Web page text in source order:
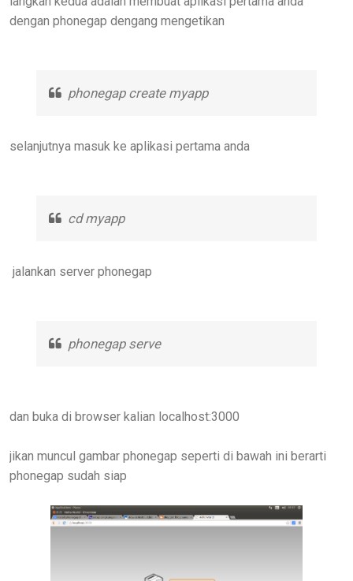
dengan phonegap dengang mengetikan
phonegap create myapp
selanjutnya masuk ke aplikasi pertama anda
cd myapp
jalankan server phonegap
phonegap serve
dan buka di browser kalian localhost:3000
jikan muncul gambar phonegap seperti di bawah ini berarti
phonegap sudah siap